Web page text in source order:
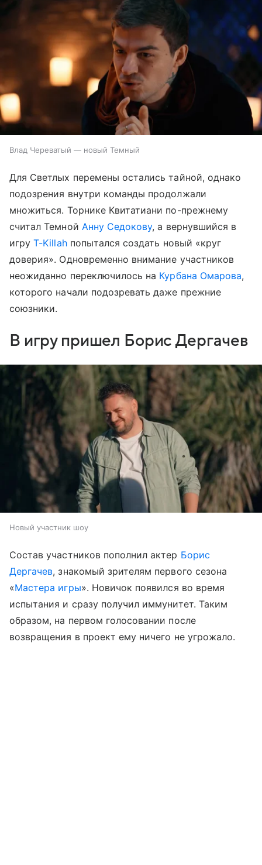
Влад Череватый — новый Темный
Для Светлых перемены остались тайной, однако
подозрения внутри команды продолжали
множиться. Торнике Квитатиани по-прежнему
считал Темной Анну Седокову, а вернувшийся в
игруT-Killahпопытался создать новый «круг
доверия». Одновременно внимание участников
неожиданно переключилось на Курбана Омарова,
которого начали подозревать даже прежние
союзники.
В игру пришел Борис Дергачев
Новый участник шоу
Состав участников пополнил актер Борис
Дергачев, знакомый зрителям первого сезона
«Мастера игры». Новичок появился во время
испытания и сразу получил иммунитет. Таким
образом, на первом голосовании после
возвращения в проект ему ничего не угрожало.